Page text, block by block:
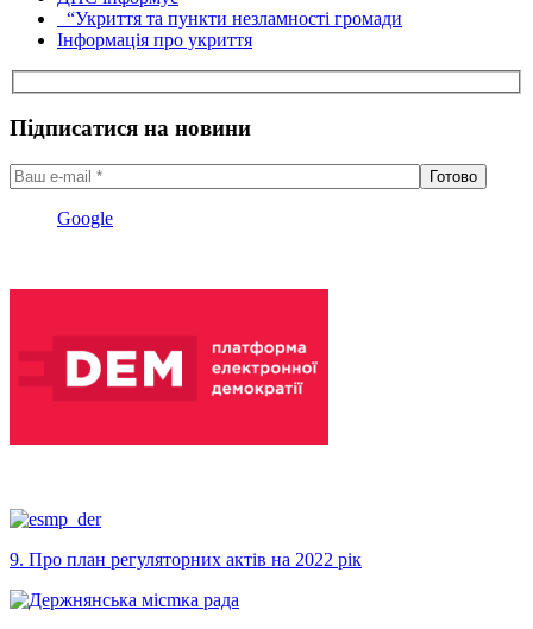
“Укриття та пункти незламності громади
Інформація про укриття
Підписатися на новини
Google
9. Про план регуляторних актів на 2022 рік